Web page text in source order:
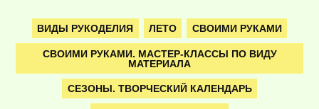
ВИДЫ РУКОДЕЛИЯ ЛЕТО СВОИМИ РУКАМИ
СВОИМИ РУКАМИ. МАСТЕР-КЛАССЫ ПО ВИДУ
МАТЕРИАЛА
СЕЗОНЫ. ТВОРЧЕСКИЙ КАЛЕНДАРЬ